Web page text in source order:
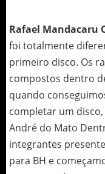
Rafael Mandacaru
foi totalmente
primeiro disco. Os
compostos dentro
quando
completar um
André do Mato
integrantes
para BH e